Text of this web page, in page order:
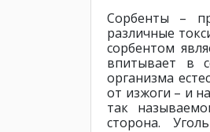
Сорбенты –
различные
сорбентом
впитывает в
организма
от изжоги – и
так
сторона.